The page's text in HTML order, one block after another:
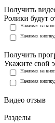
Получить
Ролики будут
Нажимая на
Нажимая
Получить
Укажите свой
Нажимая на
Нажимая
Видео отзыв
Разделы